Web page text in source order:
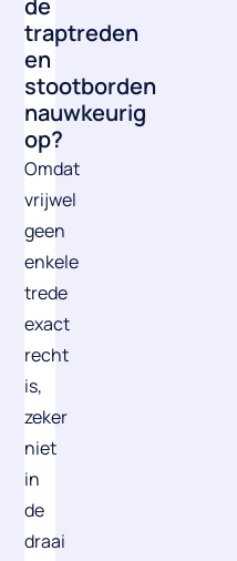
de
traptreden
en
stootborden
nauwkeurig
op?
Omdat
vrijwel
geen
enkele
trede
exact
recht
is,
zeker
niet
in
de
draai